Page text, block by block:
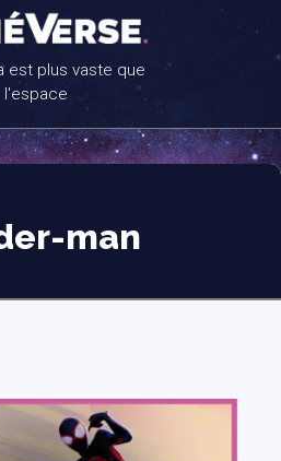
est plus vaste que
l'espace
man